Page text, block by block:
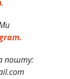
.
пошту: